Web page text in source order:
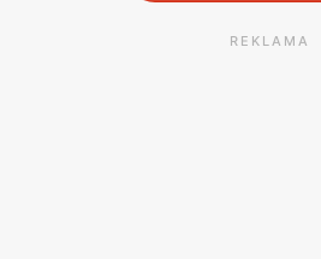
REKLAMA